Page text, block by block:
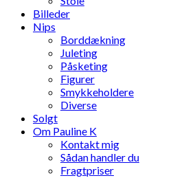
Billeder
Nips
Borddækning
Juleting
Påsketing
Figurer
Smykkeholdere
Diverse
Solgt
Om Pauline K
Kontakt mig
Sådan handler du
Fragtpriser